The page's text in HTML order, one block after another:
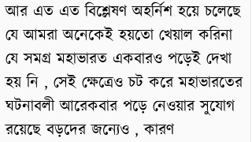
আর এত এত বিশ্লেষণ অহর্নিশ হয়ে চলেছে
যে আমরা অনেকেই হয়তো খেয়াল করিনা
যে সমগ্র মহাভারত একবারও পড়েই দেখা
হয় নি , সেই ক্ষেত্রেও চট করে মহাভারতের
ঘটনাবলী আরেকবার পড়ে নেওয়ার সুযোগ
রয়েছে বড়দের জন্যেও , কারণ